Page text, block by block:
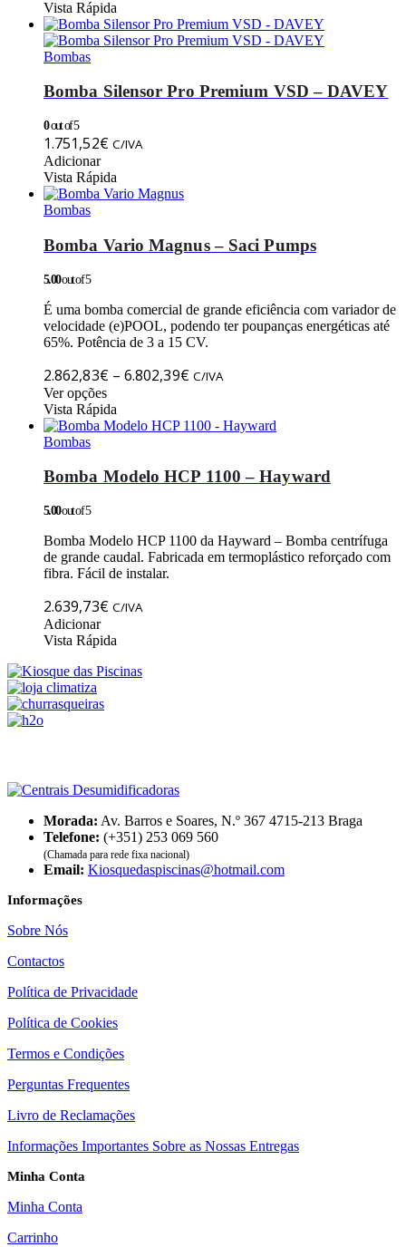
through
398,64€
product
has
multiple
options
chosen
on
the
product
page
Vista Rápida
Bombas
Bomba Silensor Pro Premium VSD – DAVEY
0out of 5
1.751,52€ C/IVA
Adicionar
Vista Rápida
Bombas
Bomba Vario Magnus – Saci Pumps
5.00out of 5
É uma bomba comercial de grande eficiência com variador de
velocidade (e)POOL, podendo ter poupanças energéticas até
65%. Potência de 3 a 15 CV.
2.862,83€ – 6.802,39€Price
through
C/IVA
Ver opçõesThis
product
has
The
chosen
on
the
page
Vista Rápida
Bombas
Bomba Modelo HCP 1100 – Hayward
5.00out of 5
Bomba Modelo HCP 1100 da Hayward – Bomba centrífuga
de grande caudal. Fabricada em termoplástico reforçado com
fibra. Fácil de instalar.
2.639,73€ C/IVA
Adicionar
Vista Rápida
Morada: Av. Barros e Soares, N.º 367 4715-213 Braga
Telefone: (+351) 253 069 560
(Chamada para rede fixa nacional)
Email: Kiosquedaspiscinas@hotmail.com
Informações
Sobre Nós
Contactos
Política de Privacidade
Política de Cookies
Termos e Condições
Perguntas Frequentes
Livro de Reclamações
Informações Importantes Sobre as Nossas Entregas
Minha Conta
Minha Conta
Carrinho